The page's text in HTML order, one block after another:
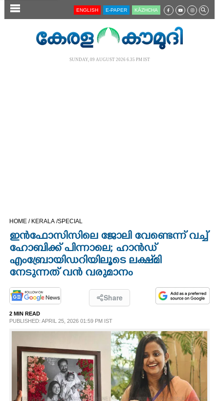
SECTIONS
OPINION
LIFESTYLE
INFO+
ART
ENGLISH E-PAPER KĀZHCHA
SUNDAY, 09 AUGUST 2026 6.35 PM IST
HOME / KERALA /SPECIAL
ഇൻഫോസിസിലെ ജോലി വേണ്ടെന്ന് വച്ച്
ഹോബിക്ക് പിന്നാലെ; ഹാൻഡ്
എംബ്രോയിഡറിയിലൂടെ ലക്ഷ്‌മി
നേടുന്നത് വൻ വരുമാനം
Share
2 MIN READ
PUBLISHED: APRIL 25, 2026 01:59 PM IST